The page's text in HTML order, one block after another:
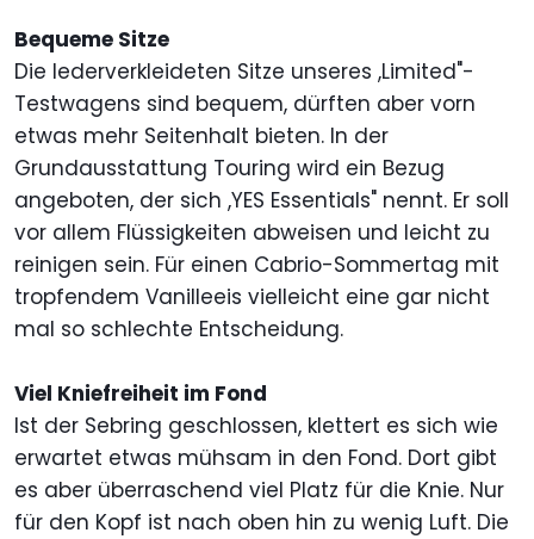
Bequeme Sitze
Die lederverkleideten Sitze unseres ,Limited"-
Testwagens sind bequem, dürften aber vorn
etwas mehr Seitenhalt bieten. In der
Grundausstattung Touring wird ein Bezug
angeboten, der sich ,YES Essentials" nennt. Er soll
vor allem Flüssigkeiten abweisen und leicht zu
reinigen sein. Für einen Cabrio-Sommertag mit
tropfendem Vanilleeis vielleicht eine gar nicht
mal so schlechte Entscheidung.
Viel Kniefreiheit im Fond
Ist der Sebring geschlossen, klettert es sich wie
erwartet etwas mühsam in den Fond. Dort gibt
es aber überraschend viel Platz für die Knie. Nur
für den Kopf ist nach oben hin zu wenig Luft. Die